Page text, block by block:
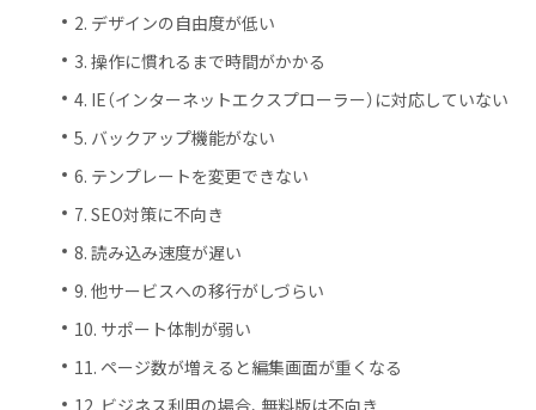
2. デザインの自由度が低い
3. 操作に慣れるまで時間がかかる
4. IE（インターネットエクスプローラー）に対応していない
5. バックアップ機能がない
6. テンプレートを変更できない
7. SEO対策に不向き
8. 読み込み速度が遅い
9. 他サービスへの移行がしづらい
10. サポート体制が弱い
11. ページ数が増えると編集画面が重くなる
12. ビジネス利用の場合、無料版は不向き